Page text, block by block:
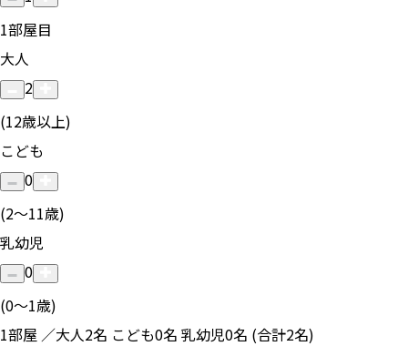
1部屋目
大人
2
(12歳以上)
こども
0
(2〜11歳)
乳幼児
0
(0〜1歳)
1部屋 ／大人2名 こども0名 乳幼児0名 (合計2名)